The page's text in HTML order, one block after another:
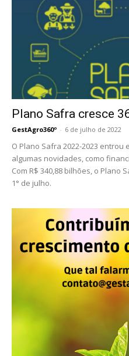
Plano Safra cresce
GestAgro360º - 6 de julho de 2022
O Plano Safra 2022-2023 entrou
algumas novidades, como
Com R$ 340,88 bilhões, o Plano
1° de julho.